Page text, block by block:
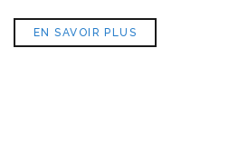
EN SAVOIR PLUS